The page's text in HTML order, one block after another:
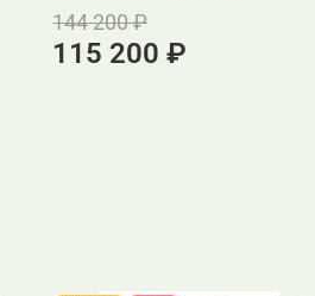
144 200 ₽
115 200 ₽